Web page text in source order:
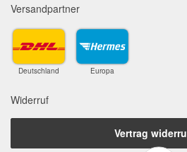
Versandpartner
Deutschland Europa
Widerruf
Vertrag